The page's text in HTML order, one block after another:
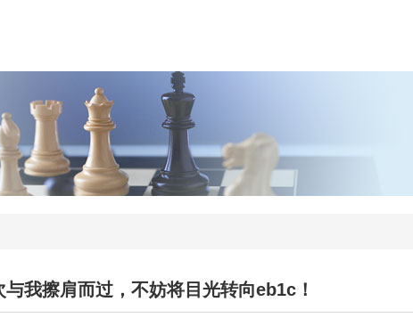
我擦肩而过，不妨将目光转向eb1c！